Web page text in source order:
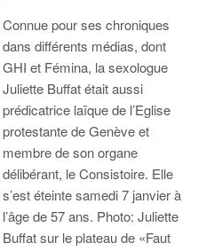
Connue pour ses chroniques
dans différents médias, dont
GHI et Fémina, la sexologue
Juliette Buffat était aussi
prédicatrice laïque de l’Eglise
protestante de Genève et
membre de son organe
délibérant, le Consistoire. Elle
s’est éteinte samedi 7 janvier à
l’âge de 57 ans. Photo: Juliette
Buffat sur le plateau de «Faut